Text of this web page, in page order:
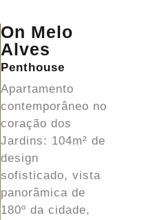
On Melo
Alves
Penthouse
Apartamento
contemporâneo no
coração dos
Jardins: 104m² de
design
sofisticado, vista
panorâmica de
180º da cidade,